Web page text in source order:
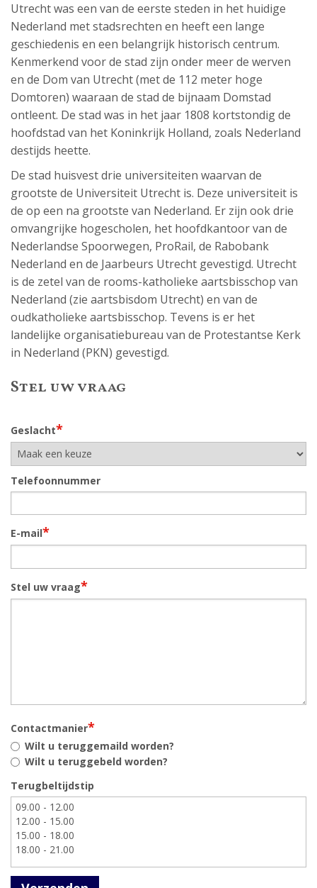
Utrecht was een van de eerste steden in het huidige
Nederland met stadsrechten en heeft een lange
geschiedenis en een belangrijk historisch centrum.
Kenmerkend voor de stad zijn onder meer de werven
en de Dom van Utrecht (met de 112 meter hoge
Domtoren) waaraan de stad de bijnaam Domstad
ontleent. De stad was in het jaar 1808 kortstondig de
hoofdstad van het Koninkrijk Holland, zoals Nederland
destijds heette.
De stad huisvest drie universiteiten waarvan de
grootste de Universiteit Utrecht is. Deze universiteit is
de op een na grootste van Nederland. Er zijn ook drie
omvangrijke hogescholen, het hoofdkantoor van de
Nederlandse Spoorwegen, ProRail, de Rabobank
Nederland en de Jaarbeurs Utrecht gevestigd. Utrecht
is de zetel van de rooms-katholieke aartsbisschop van
Nederland (zie aartsbisdom Utrecht) en van de
oudkatholieke aartsbisschop. Tevens is er het
landelijke organisatiebureau van de Protestantse Kerk
in Nederland (PKN) gevestigd.
Stel uw vraag
Geslacht*
Telefoonnummer
E-mail*
Stel uw vraag*
Contactmanier*
Wilt u teruggemaild worden?
Wilt u teruggebeld worden?
Terugbeltijdstip